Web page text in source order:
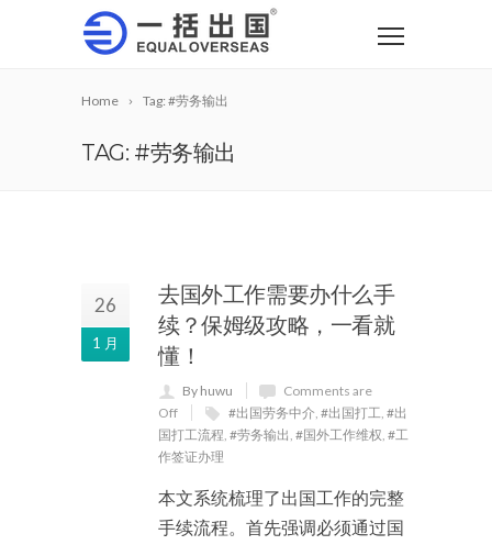
Home Tag: #劳务输出
TAG: #劳务输出
26
1 月
去国外工作需要办什么手
续？保姆级攻略，一看就
懂！
By huwu
Comments are
Off
#出国劳务中介, #出国打工, #出
国打工流程, #劳务输出, #国外工作维权, #工
作签证办理
本文系统梳理了出国工作的完整
手续流程。首先强调必须通过国